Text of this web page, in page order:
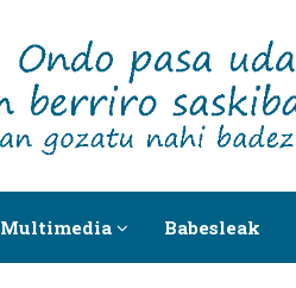
Multimedia Babesleak